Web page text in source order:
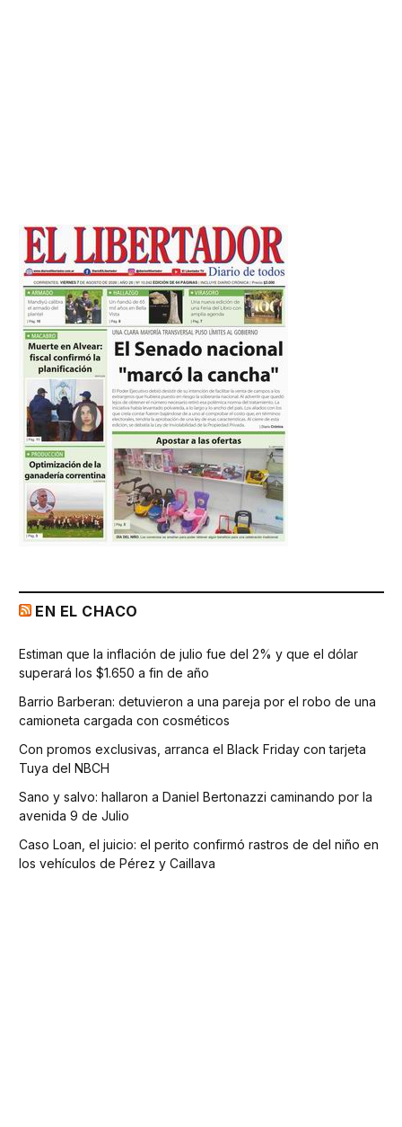
EN EL CHACO
Estiman que la inflación de julio fue del 2% y que el dólar
superará los $1.650 a fin de año
Barrio Barberan: detuvieron a una pareja por el robo de una
camioneta cargada con cosméticos
Con promos exclusivas, arranca el Black Friday con tarjeta
Tuya del NBCH
Sano y salvo: hallaron a Daniel Bertonazzi caminando por la
avenida 9 de Julio
Caso Loan, el juicio: el perito confirmó rastros de del niño en
los vehículos de Pérez y Caillava